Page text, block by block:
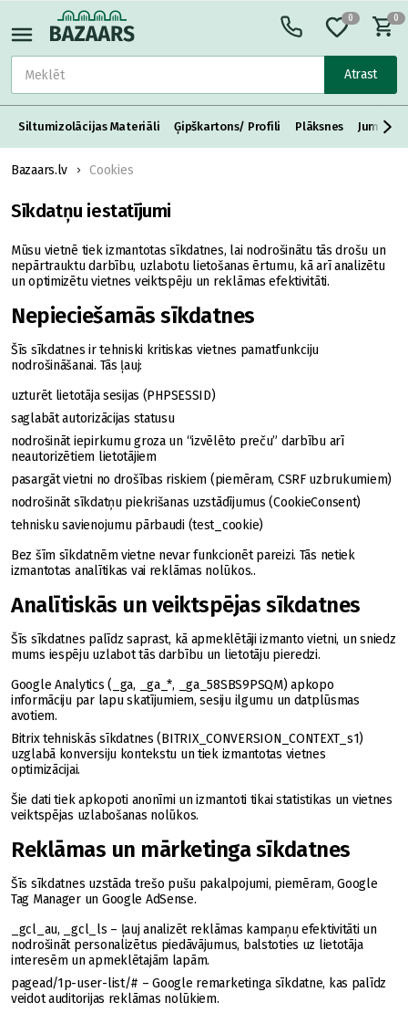
Atrast
0 0
Siltumizolācijas Materiāli Ģipškartons/ Profili Plāksnes Jumta
Bazaars.lv Cookies
Sīkdatņu iestatījumi
Mūsu vietnē tiek izmantotas sīkdatnes, lai nodrošinātu tās drošu un
nepārtrauktu darbību, uzlabotu lietošanas ērtumu, kā arī analizētu
un optimizētu vietnes veiktspēju un reklāmas efektivitāti.
Nepieciešamās sīkdatnes
Šīs sīkdatnes ir tehniski kritiskas vietnes pamatfunkciju
nodrošināšanai. Tās ļauj:
uzturēt lietotāja sesijas (PHPSESSID)
saglabāt autorizācijas statusu
nodrošināt iepirkumu groza un “izvēlēto preču” darbību arī
neautorizētiem lietotājiem
pasargāt vietni no drošības riskiem (piemēram, CSRF uzbrukumiem)
nodrošināt sīkdatņu piekrišanas uzstādījumus (CookieConsent)
tehnisku savienojumu pārbaudi (test_cookie)
Bez šīm sīkdatnēm vietne nevar funkcionēt pareizi. Tās netiek
izmantotas analītikas vai reklāmas nolūkos..
Analītiskās un veiktspējas sīkdatnes
Šīs sīkdatnes palīdz saprast, kā apmeklētāji izmanto vietni, un sniedz
mums iespēju uzlabot tās darbību un lietotāju pieredzi.
Google Analytics (_ga, _ga_*, _ga_58SBS9PSQM) apkopo
informāciju par lapu skatījumiem, sesiju ilgumu un datplūsmas
avotiem.
Bitrix tehniskās sīkdatnes (BITRIX_CONVERSION_CONTEXT_s1)
uzglabā konversiju kontekstu un tiek izmantotas vietnes
optimizācijai.
Šie dati tiek apkopoti anonīmi un izmantoti tikai statistikas un vietnes
veiktspējas uzlabošanas nolūkos.
Reklāmas un mārketinga sīkdatnes
Šīs sīkdatnes uzstāda trešo pušu pakalpojumi, piemēram, Google
Tag Manager un Google AdSense.
_gcl_au, _gcl_ls – ļauj analizēt reklāmas kampaņu efektivitāti un
nodrošināt personalizētus piedāvājumus, balstoties uz lietotāja
interesēm un apmeklētajām lapām.
pagead/1p-user-list/# – Google remarketinga sīkdatne, kas palīdz
veidot auditorijas reklāmas nolūkiem.